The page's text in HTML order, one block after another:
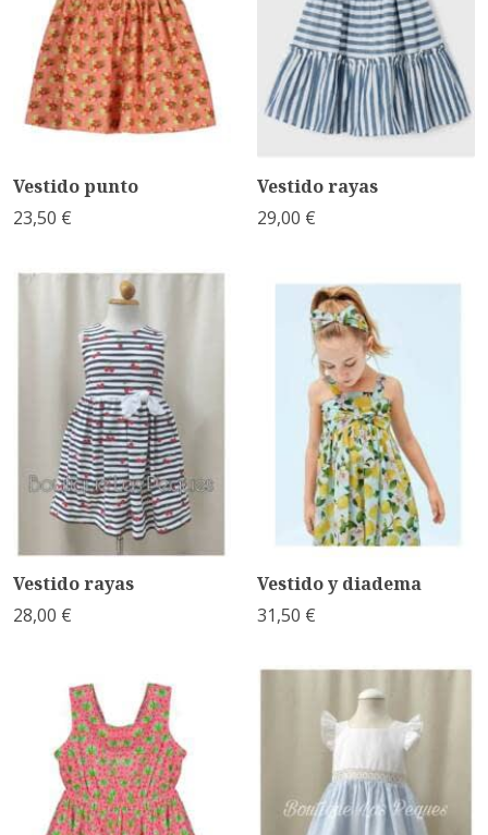
Vestido punto
23,50 €
Vestido rayas
29,00 €
Vestido rayas
28,00 €
Vestido y diadema
31,50 €